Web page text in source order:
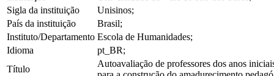
Sigla da instituição
Unisinos;
País da instituição
Brasil;
Instituto/Departamento Escola de Humanidades;
Idioma
pt_BR;
Título
Autoavaliação de professores dos anos